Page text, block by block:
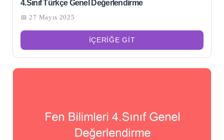
4.Sınıf Türkçe Genel Değerlendirme
📅 27 Mayıs 2025
İÇERIĞE GIT